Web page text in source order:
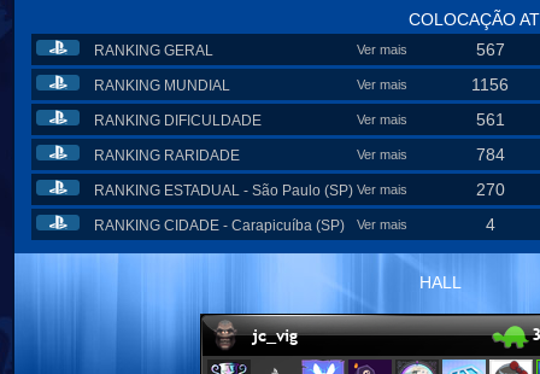
COLOCAÇÃO
RANKING GERAL Ver mais 567
RANKING MUNDIAL Ver mais 1156
RANKING DIFICULDADE Ver mais 561
RANKING RARIDADE Ver mais 784
RANKING ESTADUAL - São Paulo (SP) Ver mais 270
RANKING CIDADE - Carapicuíba (SP) Ver mais 4
HALL